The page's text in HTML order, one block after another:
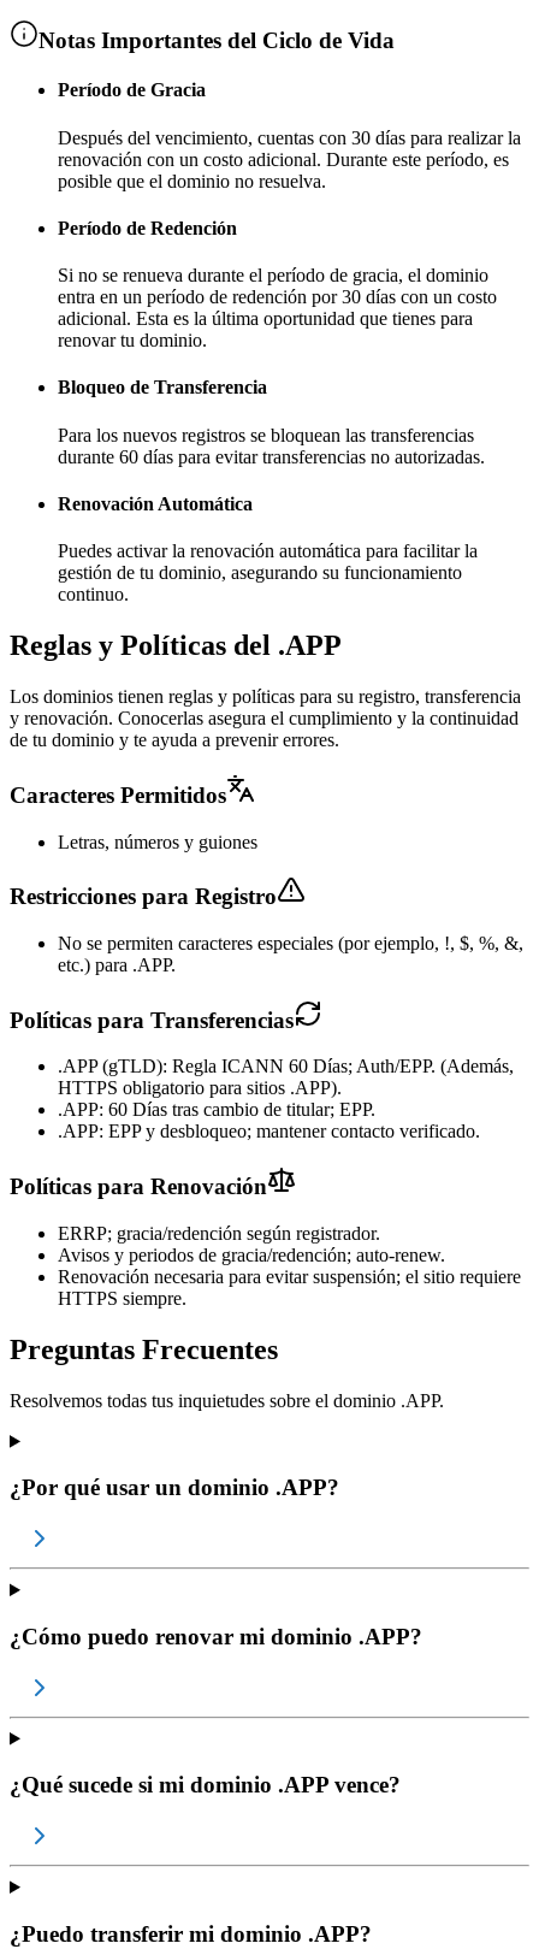
Notas Importantes del Ciclo de Vida
Período de Gracia
Después del vencimiento, cuentas con 30 días para realizar la
renovación con un costo adicional. Durante este período, es
posible que el dominio no resuelva.
Período de Redención
Si no se renueva durante el período de gracia, el dominio
entra en un período de redención por 30 días con un costo
adicional. Esta es la última oportunidad que tienes para
renovar tu dominio.
Bloqueo de Transferencia
Para los nuevos registros se bloquean las transferencias
durante 60 días para evitar transferencias no autorizadas.
Renovación Automática
Puedes activar la renovación automática para facilitar la
gestión de tu dominio, asegurando su funcionamiento
continuo.
Reglas y Políticas del .APP
Los dominios tienen reglas y políticas para su registro, transferencia
y renovación. Conocerlas asegura el cumplimiento y la continuidad
de tu dominio y te ayuda a prevenir errores.
Caracteres Permitidos
Letras, números y guiones
Restricciones para Registro
No se permiten caracteres especiales (por ejemplo, !, $, %, &,
etc.) para .APP.
Políticas para Transferencias
.APP (gTLD): Regla ICANN 60 Días; Auth/EPP. (Además,
HTTPS obligatorio para sitios .APP).
.APP: 60 Días tras cambio de titular; EPP.
.APP: EPP y desbloqueo; mantener contacto verificado.
Políticas para Renovación
ERRP; gracia/redención según registrador.
Avisos y periodos de gracia/redención; auto-renew.
Renovación necesaria para evitar suspensión; el sitio requiere
HTTPS siempre.
Preguntas Frecuentes
Resolvemos todas tus inquietudes sobre el dominio .APP.
¿Por qué usar un dominio .APP?
¿Cómo puedo renovar mi dominio .APP?
¿Qué sucede si mi dominio .APP vence?
¿Puedo transferir mi dominio .APP?